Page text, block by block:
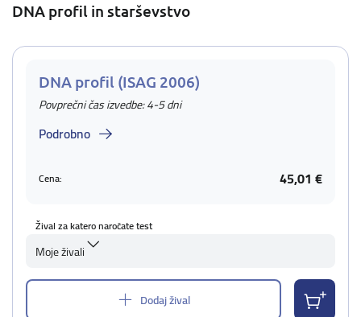
DNA profil in starševstvo
DNA profil (ISAG 2006)
Povprečni čas izvedbe: 4-5 dni
Podrobno
Cena: 45,01 €
Žival za katero naročate test
Moje živali
Dodaj žival